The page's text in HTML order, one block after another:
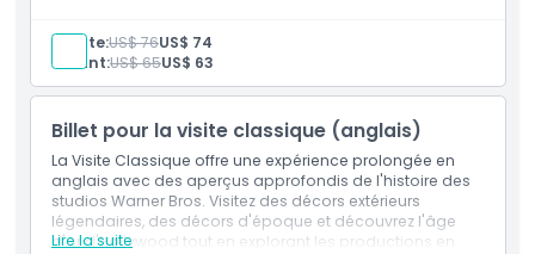
Comment échanger
Code vestimentaire
Politique d'annulation
Adulte:US$ 76US$ 74
Enfant:US$ 65US$ 63
Billet pour la visite classique (anglais)
La Visite Classique offre une expérience prolongée en
anglais avec des aperçus approfondis de l'histoire des
studios Warner Bros. Visitez des décors extérieurs
légendaires, des décors d'époque et découvrez l'âge
d'or d'Hollywood tout en explorant les productions en
Lire la suite